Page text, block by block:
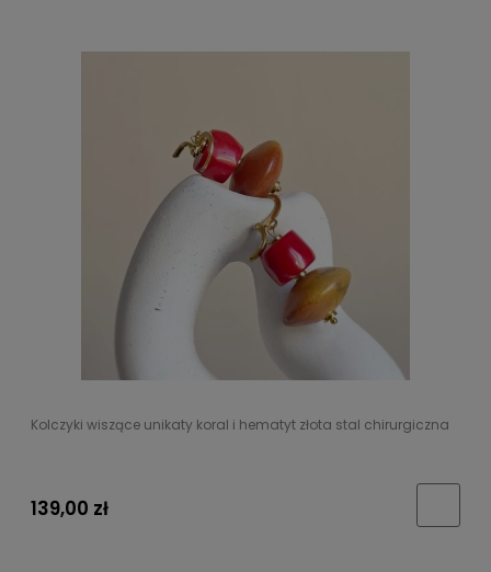
Kolczyki wiszące unikaty koral i hematyt złota stal chirurgiczna
139,00 zł